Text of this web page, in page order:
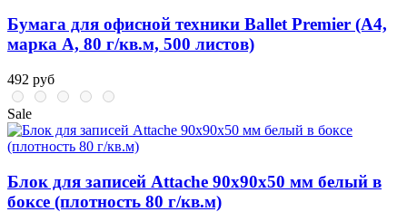
Бумага для офисной техники Ballet Premier (А4,
марка A, 80 г/кв.м, 500 листов)
492 руб
Sale
Блок для записей Attache 90x90x50 мм белый в
боксе (плотность 80 г/кв.м)